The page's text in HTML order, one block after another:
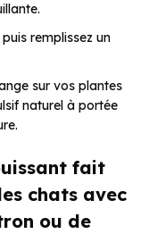
remplissez un
sur vos plantes
naturel à portée
fait
chats avec
ou de